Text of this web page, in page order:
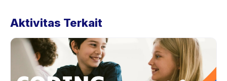
halaman aktivitas di aplikasi. Kebanyakan penyedia
pemberitahuan sebelumnya.
Aktivitas Terkait